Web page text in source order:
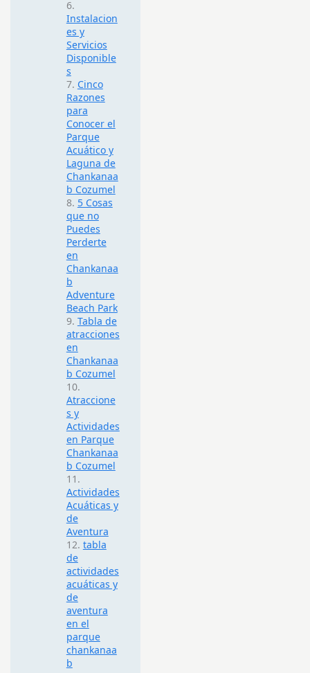
Instalacion
es y
Servicios
Disponible
s
Cinco
Razones
para
Conocer el
Parque
Acuático y
Laguna de
Chankanaa
b Cozumel
5 Cosas
que no
Puedes
Perderte
en
Chankanaa
b
Adventure
Beach Park
Tabla de
atracciones
en
Chankanaa
b Cozumel
Atraccione
s y
Actividades
en Parque
Chankanaa
b Cozumel
Actividades
Acuáticas y
de
Aventura
tabla
de
actividades
acuáticas y
de
aventura
en el
parque
chankanaa
b